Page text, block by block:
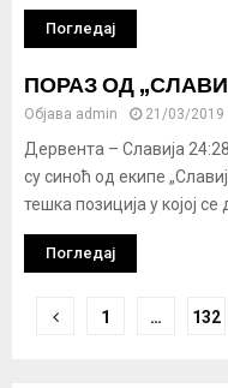
Погледај
ПОРАЗ ОД
Објава admin 21/03/2019
Дервента – Славија
су синоћ од екипе
тешка позиција у којој
Погледај
Кретање
1 … 132